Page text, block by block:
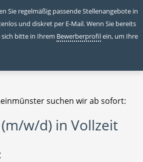
Sie regelmäßig passende Stellenangebote in
und diskret per E-Mail. Wenn Sie bereits
sich bitte in Ihrem Bewerberprofilein, um Ihre
suchen wir ab sofort:
w/d) in Vollzeit